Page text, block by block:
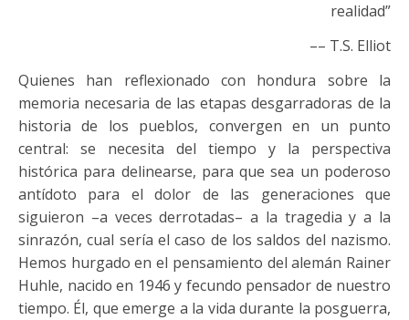
realidad”
–– T.S. Elliot
Quienes han reflexionado con hondura sobre la
memoria necesaria de las etapas desgarradoras de la
historia de los pueblos, convergen en un punto
central: se necesita del tiempo y la perspectiva
histórica para delinearse, para que sea un poderoso
antídoto para el dolor de las generaciones que
siguieron –a veces derrotadas– a la tragedia y a la
sinrazón, cual sería el caso de los saldos del nazismo.
Hemos hurgado en el pensamiento del alemán Rainer
Huhle, nacido en 1946 y fecundo pensador de nuestro
tiempo. Él, que emerge a la vida durante la posguerra,